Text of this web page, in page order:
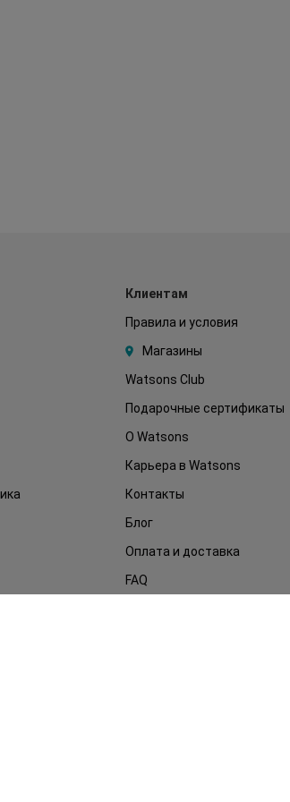
Клиентам
Правила и условия
Магазины
Watsons Club
Подарочные сертификаты
О Watsons
Карьера в Watsons
Контакты
Блог
Оплата и доставка
FAQ